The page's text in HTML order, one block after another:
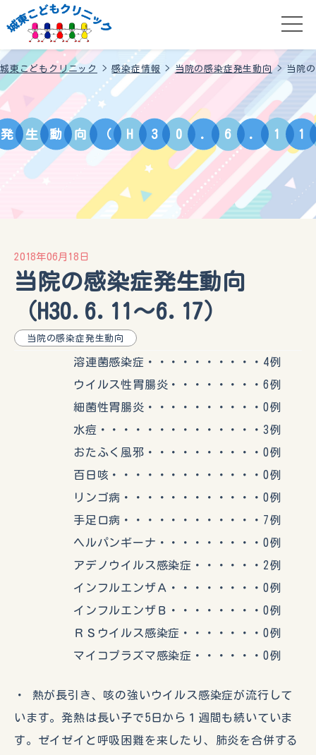
城東こどもクリニック >感染症情報 > 当院の感染症発生動向> 当院
発 生 動 向 （ H 3 0 . 6 . 1 1
2018年06月18日
当院の感染症発生動向
（H30.6.11～6.17）
当院の感染症発生動向
溶連菌感染症・・・・・・・・・・4例
ウイルス性胃腸炎・・・・・・・・6例
細菌性胃腸炎・・・・・・・・・・0例
水痘・・・・・・・・・・・・・・3例
おたふく風邪・・・・・・・・・・0例
百日咳・・・・・・・・・・・・・0例
リンゴ病・・・・・・・・・・・・0例
手足口病・・・・・・・・・・・・7例
ヘルパンギーナ・・・・・・・・・0例
アデノウイルス感染症・・・・・・2例
インフルエンザＡ・・・・・・・・0例
インフルエンザＢ・・・・・・・・0例
ＲＳウイルス感染症・・・・・・・0例
マイコプラズマ感染症・・・・・・0例
・ 熱が長引き、咳の強いウイルス感染症が流行して
います。発熱は長い子で5日から１週間も続いていま
す。ゼイゼイと呼吸困難を来したり、肺炎を合併する